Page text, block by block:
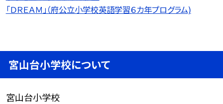
「ＤＲＥＡＭ」（府公立小学校英語学習６カ年プログラム)
宮山台小学校について
宮山台小学校